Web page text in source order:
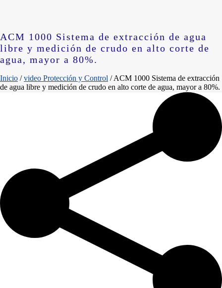
ACM 1000 Sistema de extracción de agua
libre y medición de crudo en alto corte de
agua, mayor a 80%.
Inicio /video Protección y Control /ACM 1000 Sistema de extracción
de agua libre y medición de crudo en alto corte de agua, mayor a 80%.